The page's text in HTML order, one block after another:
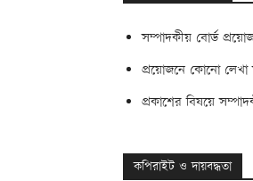
সম্পাদকীয় বোর্ড
প্রয়োজনে কোনো লেখা
প্রকাশের বিষয়ে
কপিরাইট ও দায়বদ্ধতা